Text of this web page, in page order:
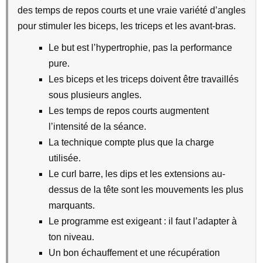
des temps de repos courts et une vraie variété d’angles
pour stimuler les biceps, les triceps et les avant-bras.
Le but est l’hypertrophie, pas la performance
pure.
Les biceps et les triceps doivent être travaillés
sous plusieurs angles.
Les temps de repos courts augmentent
l’intensité de la séance.
La technique compte plus que la charge
utilisée.
Le curl barre, les dips et les extensions au-
dessus de la tête sont les mouvements les plus
marquants.
Le programme est exigeant : il faut l’adapter à
ton niveau.
Un bon échauffement et une récupération